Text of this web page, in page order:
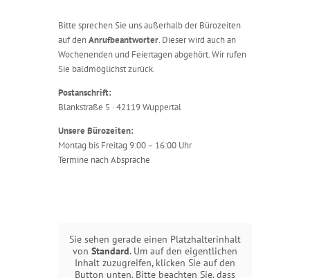
T
I
Bitte sprechen Sie uns außerhalb der Bürozeiten
auf denAnrufbeantworter. Dieser wird auch an
Wochenenden und Feiertagen abgehört. Wir rufen
Sie baldmöglichst zurück.
Postanschrift:
Blankstraße 5 · 42119 Wuppertal
Unsere Bürozeiten:
Montag bis Freitag 9:00 – 16:00 Uhr
Termine nach Absprache
Sie sehen gerade einen Platzhalterinhalt
von Standard. Um auf den eigentlichen
Inhalt zuzugreifen, klicken Sie auf den
Button unten. Bitte beachten Sie, dass